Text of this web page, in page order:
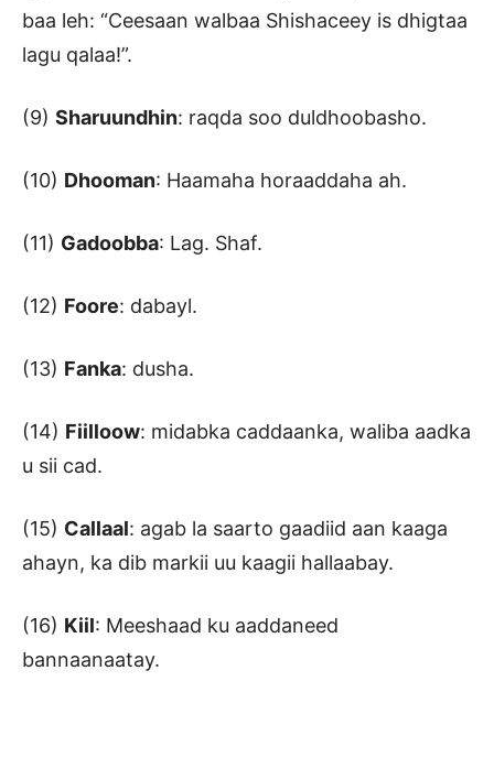
baa leh: “Ceesaan walbaa Shishaceey is dhigtaa
lagu qalaa!”.
(9) Sharuundhin: raqda soo duldhoobasho.
(10) Dhooman: Haamaha horaaddaha ah.
(11) Gadoobba: Lag. Shaf.
(12) Foore: dabayl.
(13) Fanka: dusha.
(14) Fiilloow: midabka caddaanka, waliba aadka
u sii cad.
(15) Callaal: agab la saarto gaadiid aan kaaga
ahayn, ka dib markii uu kaagii hallaabay.
(16) Kiil: Meeshaad ku aaddaneed
bannaanaatay.